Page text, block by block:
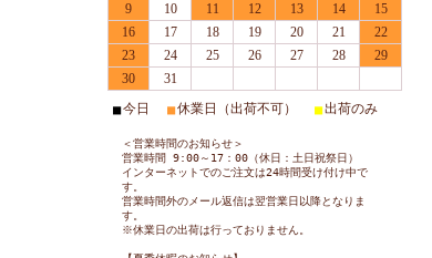
9
10 11 12 13 14
15
16
17 18 19 20 21
22
23
24 25 26 27 28
29
30
31
■今日 ■休業日（出荷不可） ■出荷のみ
＜営業時間のお知らせ＞
営業時間 9:00～17：00（休日：土日祝祭日）
インターネットでのご注文は24時間受け付け中で
す。
営業時間外のメール返信は翌営業日以降となりま
す。
※休業日の出荷は行っておりません。